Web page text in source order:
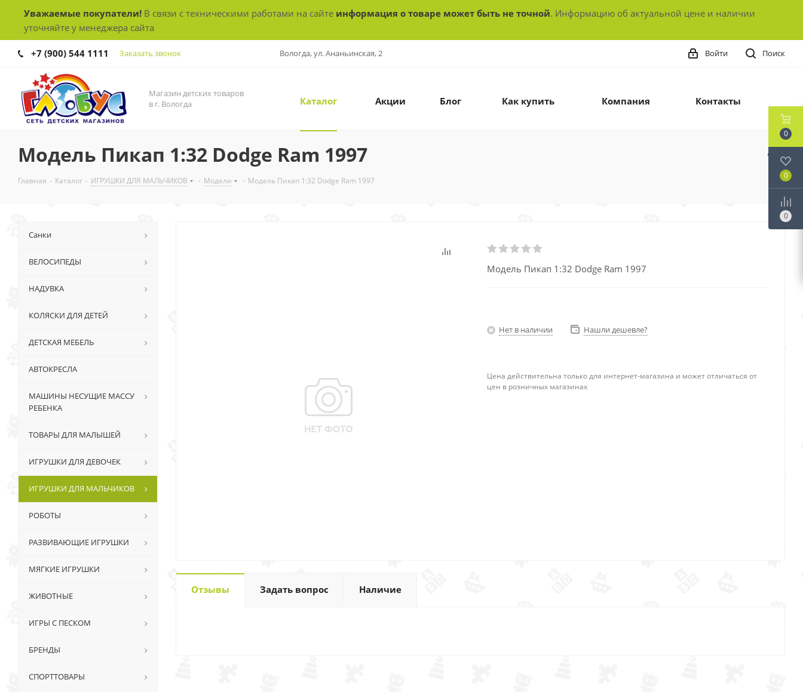
Уважаемые покупатели! В связи с техническими работами на сайте информация о товаре может быть не точной. Информацию об актуальной цене и наличии
уточняйте у менеджера сайта
+7 (900) 544 1111 Заказать звонок Вологда, ул. Ананьинская, 2 Поиск
Войти
Магазин детских товаров
в г. Вологда
Каталог Акции Блог Как купить Компания Контакты
Модель Пикап 1:32 Dodge Ram 1997
Главная - Каталог - ИГРУШКИ ДЛЯ МАЛЬЧИКОВ - Модели - Модель Пикап 1:32 Dodge Ram 1997
Модель Пикап 1:32 Dodge Ram 1997
Нет в наличии Нашли дешевле?
Цена действительна только для интернет-магазина и может отличаться от
цен в розничных магазинах
Отзывы Задать вопрос Наличие
Санки
ВЕЛОСИПЕДЫ
НАДУВКА
КОЛЯСКИ ДЛЯ ДЕТЕЙ
ДЕТСКАЯ МЕБЕЛЬ
АВТОКРЕСЛА
МАШИНЫ НЕСУЩИЕ МАССУ
РЕБЕНКА
ТОВАРЫ ДЛЯ МАЛЫШЕЙ
ИГРУШКИ ДЛЯ ДЕВОЧЕК
ИГРУШКИ ДЛЯ МАЛЬЧИКОВ
РОБОТЫ
РАЗВИВАЮЩИЕ ИГРУШКИ
МЯГКИЕ ИГРУШКИ
ЖИВОТНЫЕ
ИГРЫ С ПЕСКОМ
БРЕНДЫ
СПОРТТОВАРЫ
0
0
0